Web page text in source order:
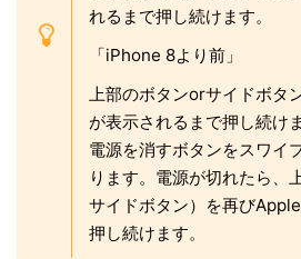
れるまで押し続けます。
「iPhone 8より前」
上部のボタンorサイドボタ
が表示されるまで押し続けま
電源を消すボタンをスワイ
ります。電源が切れたら、
サイドボタン）を再び
押し続けます。